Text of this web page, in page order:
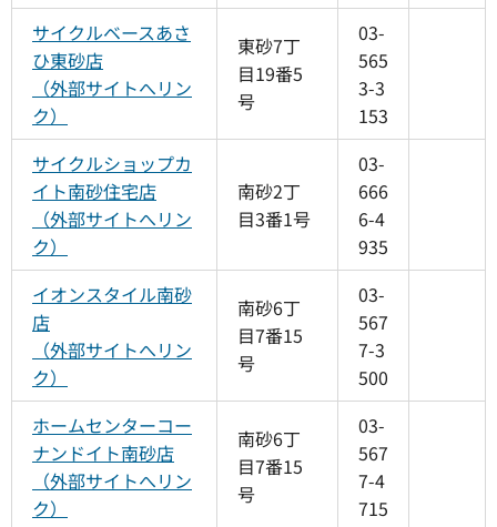
サイクルベースあさ
ひ東砂店
（外部サイトへリン
ク）
東砂7丁
目19番5
号
03-
565
3-3
153
サイクルショップカ
イト南砂住宅店
（外部サイトへリン
ク）
南砂2丁
目3番1号
03-
666
6-4
935
イオンスタイル南砂
店
（外部サイトへリン
ク）
南砂6丁
目7番15
号
03-
567
7-3
500
ホームセンターコー
ナンドイト南砂店
（外部サイトへリン
ク）
南砂6丁
目7番15
号
03-
567
7-4
715